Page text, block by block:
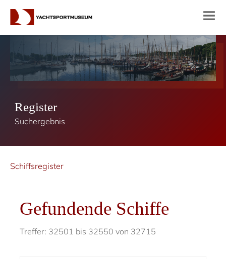
Register
Suchergebnis
Schiffsregister
Gefundende Schiffe
Treffer: 32501 bis 32550 von 32715